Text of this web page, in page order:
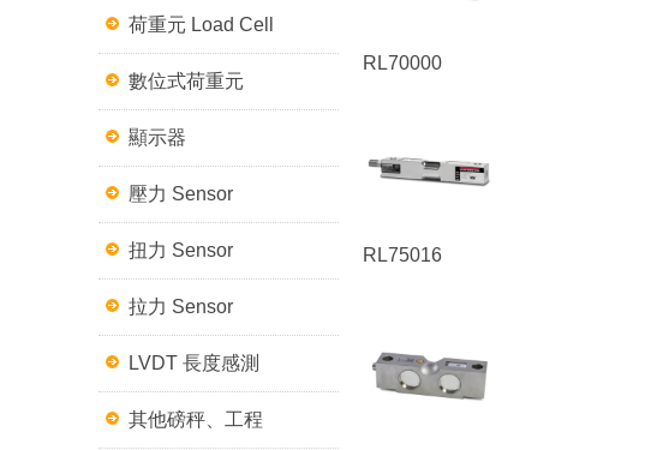
荷重元 Load Cell
數位式荷重元
顯示器
壓力 Sensor
扭力 Sensor
拉力 Sensor
LVDT 長度感測
其他磅秤、工程
RL70000
RL75016